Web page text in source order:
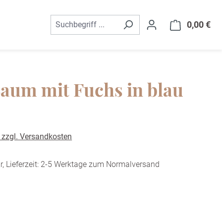
0,00 €
mit Fuchs in blau
Versandkosten
Lieferzeit: 2-5 Werktage zum Normalversand